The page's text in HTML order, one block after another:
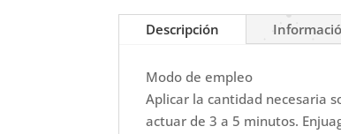
Descripción
Modo de empleo
Aplicar la cantidad necesaria
actuar de 3 a 5 minutos.